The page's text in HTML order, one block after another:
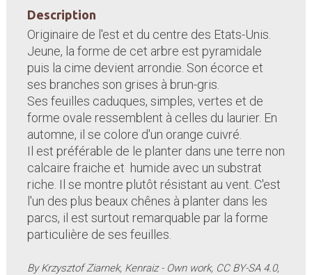
Description
Originaire de l'est et du centre des Etats-Unis.
Jeune, la forme de cet arbre est pyramidale
puis la cime devient arrondie. Son écorce et
ses branches son grises à brun-gris.
Ses feuilles caduques, simples, vertes et de
forme ovale ressemblent à celles du laurier. En
automne, il se colore d'un orange cuivré.
Il est préférable de le planter dans une terre non
calcaire fraiche et humide avec un substrat
riche. Il se montre plutôt résistant au vent. C'est
l'un des plus beaux chênes à planter dans les
parcs, il est surtout remarquable par la forme
particulière de ses feuilles.
By Krzysztof Ziarnek, Kenraiz - Own work, CC BY-SA 4.0,